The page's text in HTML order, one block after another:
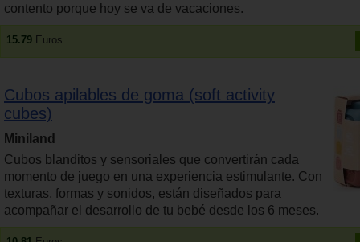
contento porque hoy se va de vacaciones.
15.79 Euros
Cubos apilables de goma (soft activity
cubes)
Miniland
Cubos blanditos y sensoriales que convertirán cada
momento de juego en una experiencia estimulante. Con
texturas, formas y sonidos, están diseñados para
acompañar el desarrollo de tu bebé desde los 6 meses.